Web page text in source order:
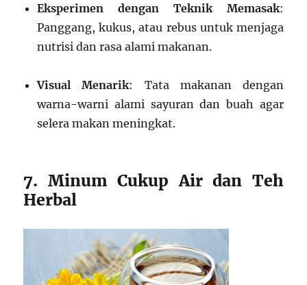
Eksperimen dengan Teknik Memasak:
Panggang, kukus, atau rebus untuk menjaga
nutrisi dan rasa alami makanan.
Visual Menarik: Tata makanan dengan
warna-warni alami sayuran dan buah agar
selera makan meningkat.
7. Minum Cukup Air dan Teh
Herbal